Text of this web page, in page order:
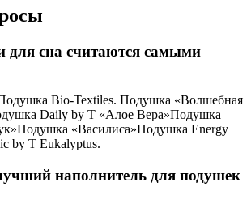
для сна считаются самыми
Bio-Textiles. Подушка «Волшебная
Daily by T «Алое Вера»Подушка
«Василиса»Подушка Energy
by T Eukalyptus.
наполнитель для подушек